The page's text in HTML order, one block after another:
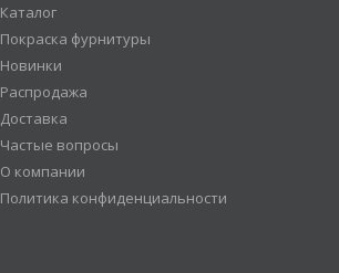
Каталог
Покраска фурнитуры
Новинки
Распродажа
Доставка
Частые вопросы
О компании
Политика конфиденциальности